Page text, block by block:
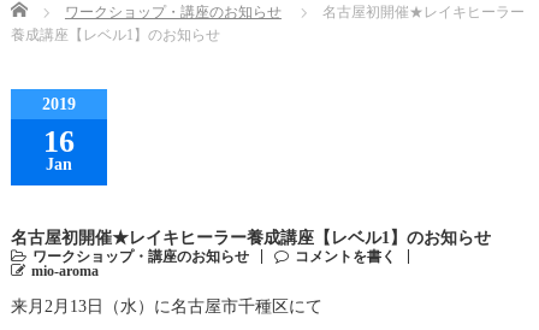
Home ワークショップ・講座のお知らせ
名古屋初開催★レイキヒーラー
養成講座【レベル1】のお知らせ
2019
16
Jan
名古屋初開催★レイキヒーラー養成講座【レベル1】のお知らせ
ワークショップ・講座のお知らせ
コメントを書く
mio-aroma
来月2月13日（水）に名古屋市千種区にて